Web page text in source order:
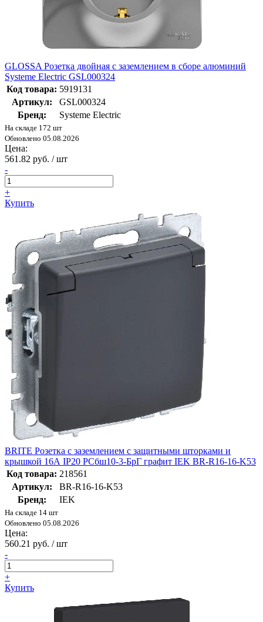
GLOSSA Розетка двойная с заземлением в сборе алюминий
Systeme Electric GSL000324
Код товара: 5919131
Артикул:
GSL000324
Бренд:
Systeme Electric
На складе 172 шт
Обновлено 05.08.2026
Цена:
561.82 руб. / шт
-
+
Купить
BRITE Розетка с заземлением с защитными шторками и
крышкой 16А IP20 РСбш10-3-БрГ графит IEK BR-R16-16-K53
Код товара: 218561
Артикул:
BR-R16-16-K53
Бренд:
IEK
На складе 14 шт
Обновлено 05.08.2026
Цена:
560.21 руб. / шт
-
+
Купить